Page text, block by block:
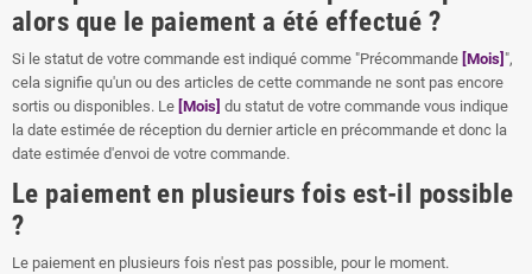
alors que le paiement a été effectué ?
Si le statut de votre commande est indiqué comme "Précommande [Mois] ",
cela signifie qu'un ou des articles de cette commande ne sont pas encore
sortis ou disponibles. Le [Mois] du statut de votre commande vous indique
la date estimée de réception du dernier article en précommande et donc la
date estimée d'envoi de votre commande.
Le paiement en plusieurs fois est-il possible
?
Le paiement en plusieurs fois n'est pas possible, pour le moment.